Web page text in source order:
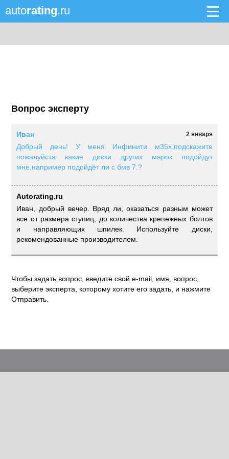
autorating.ru
Вопрос эксперту
2 января
Иван
Добрый день! У меня Инфинити м35х,подскажите
пожалуйста какие диски других марок подойдут
мне,например подойдёт ли с бмв 7.?
Autorating.ru
Иван, добрый вечер. Вряд ли, оказаться разным может
все от размера ступиц, до количества крепежных болтов
и направляющих шпилек. Используйте диски,
рекомендованные производителем.
Чтобы задать вопрос, введите свой e-mail, имя, вопрос,
выберите эксперта, которому хотите его задать, и нажмите
Отправить.